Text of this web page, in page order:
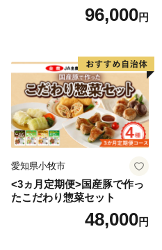
96,000円
愛知県小牧市
<3ヵ月定期便>国産豚で作っ
たこだわり惣菜セット
48,000円